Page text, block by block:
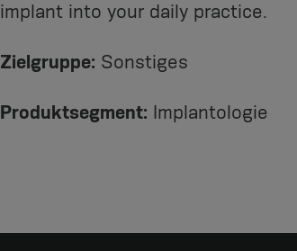
implant into your daily practice.
Zielgruppe: Sonstiges
Produktsegment: Implantologie